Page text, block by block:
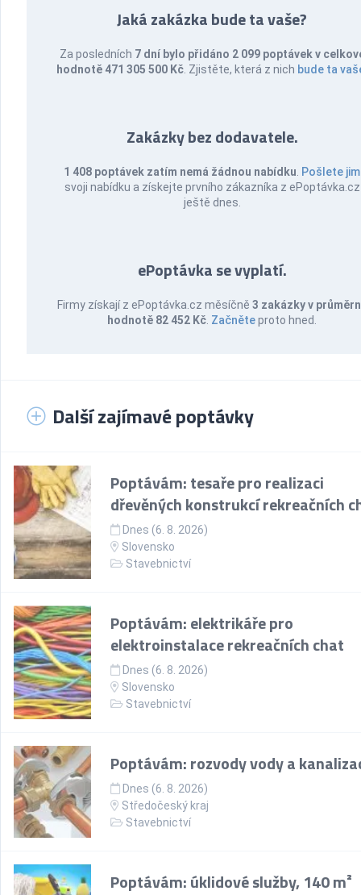
Jaká zakázka bude ta vaše?
Za posledních 7 dní bylo přidáno 2 099 poptávek v
hodnotě 471 305 500 Kč . Zjistěte, která z nich bude ta
Zakázky bez dodavatele.
1 408 poptávek zatím nemá žádnou nabídku Pošlete jim
svoji nabídku a získejte prvního zákazníka z ePoptávka.cz
ještě dnes.
ePoptávka se vyplatí.
Firmy získají z ePoptávka.cz měsíčně 3 zakázky v
hodnotě 82 452 Kč Začněteproto hned.
Další zajímavé poptávky
Poptávám: tesaře pro realizaci
dřevěných konstrukcí rekreačních
Dnes (6. 8. 2026)
Slovensko
Stavebnictví
Poptávám: elektrikáře pro
elektroinstalace rekreačních chat
Dnes (6. 8. 2026)
Slovensko
Stavebnictví
Poptávám: rozvody vody a
Dnes (6. 8. 2026)
Středočeský kraj
Stavebnictví
Poptávám: úklidové služby, 140 m²